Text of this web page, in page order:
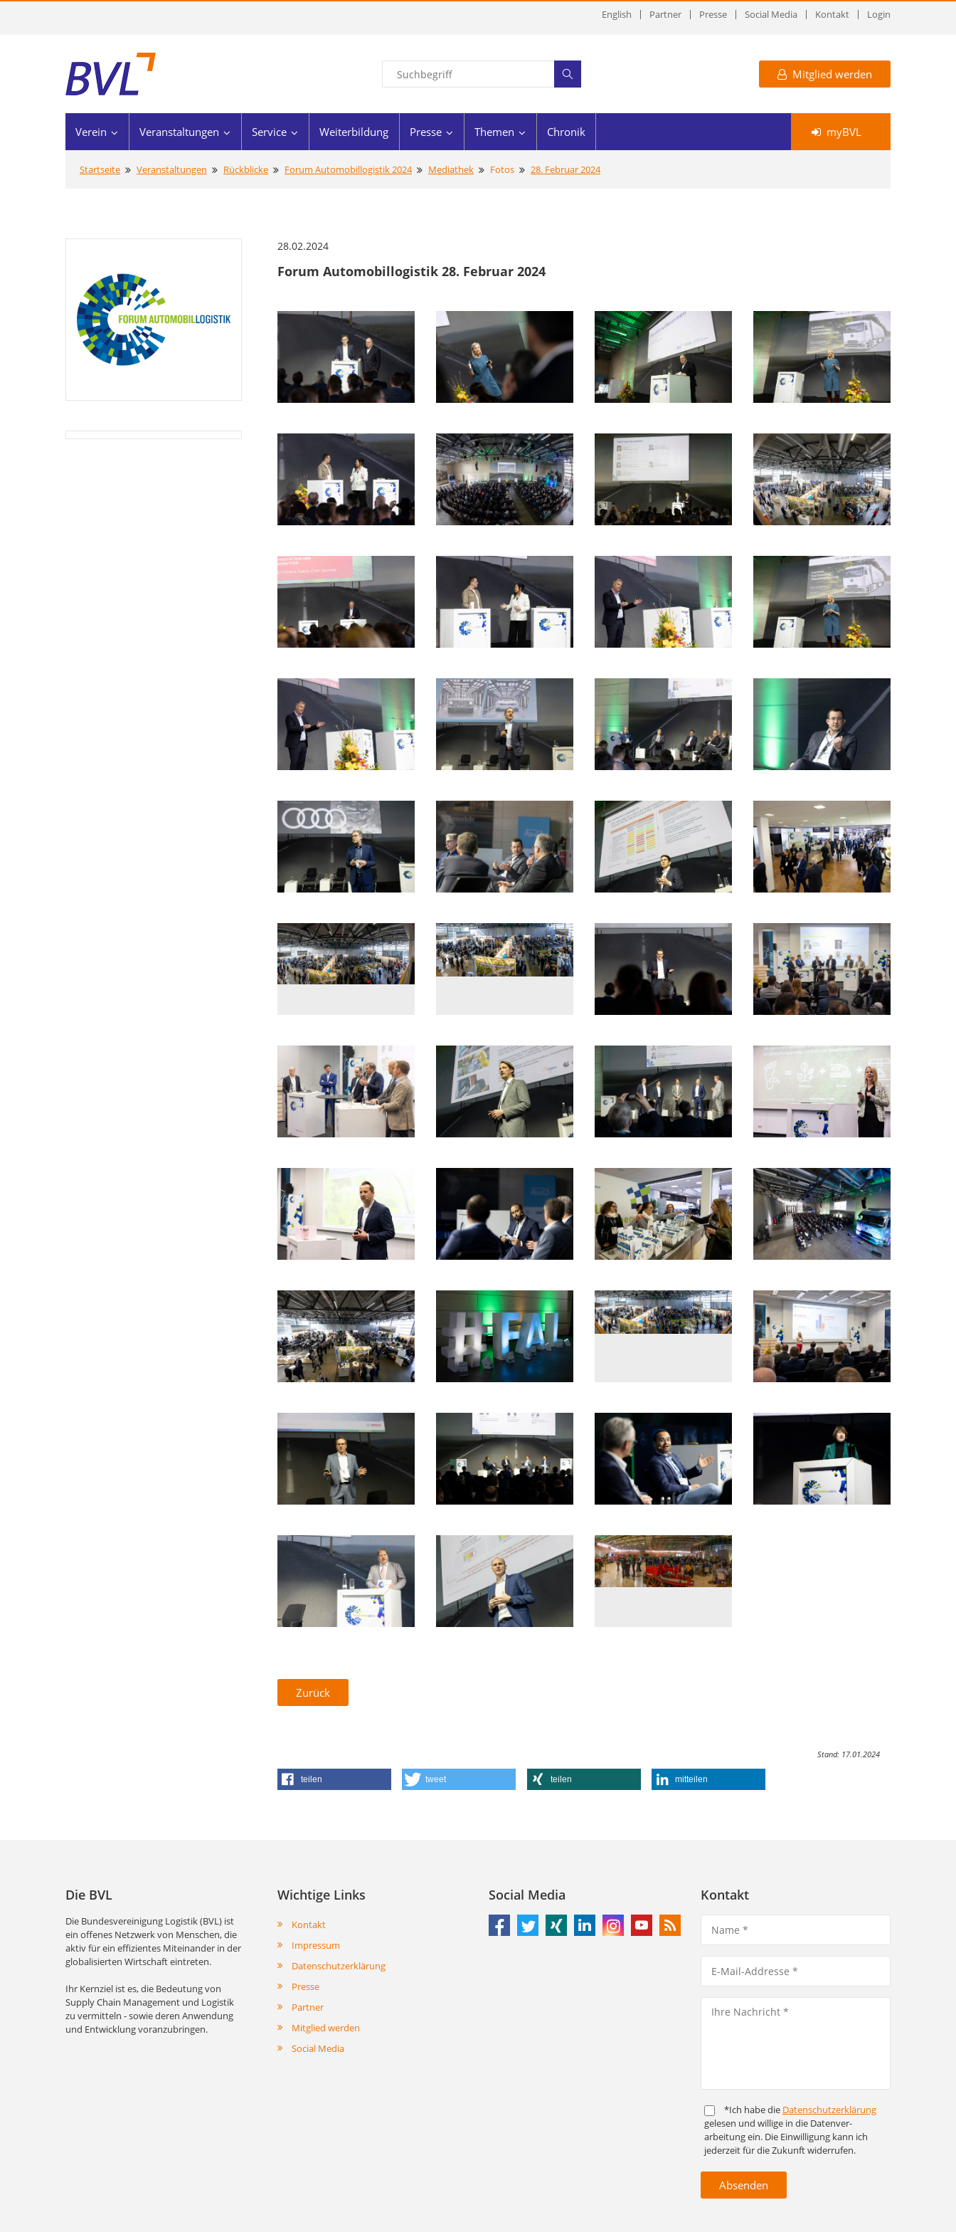
English Partner Presse Social Media Kontakt Login
Mitglied werden
Verein Veranstaltungen Service Weiterbildung Presse Themen Chronik myBVL
Startseite Veranstaltungen Rückblicke Forum Automobillogistik 2024 Mediathek Fotos 28. Februar 2024
28.02.2024
Forum Automobillogistik 28. Februar 2024
Zurück
Stand: 17.01.2024
teilen tweet teilen mitteilen
Die BVL
Die Bundesvereinigung Logistik (BVL) ist
ein offenes Netzwerk von Menschen, die
aktiv für ein effizientes Miteinander in der
globalisierten Wirtschaft eintreten.
Ihr Kernziel ist es, die Bedeutung von
Supply Chain Management und Logistik
zu vermitteln - sowie deren Anwendung
und Entwicklung voranzubringen.
Wichtige Links
Kontakt
Impressum
Datenschutzerklärung
Presse
Partner
Mitglied werden
Social Media
Social Media Kontakt
*Ich habe die Daten­schutz­er­klärung
gelesen und willige in die Daten­ver­
arbeitung ein. Die Ein­willigung kann ich
jederzeit für die Zukunft widerrufen.
Absenden